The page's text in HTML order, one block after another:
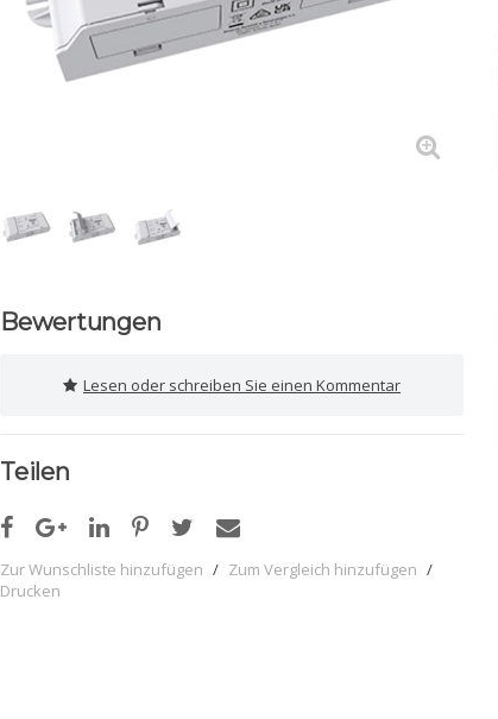
Bewertungen
Lesen oder schreiben Sie einen Kommentar
Teilen
Zur Wunschliste hinzufügen / Zum Vergleich hinzufügen /
Drucken